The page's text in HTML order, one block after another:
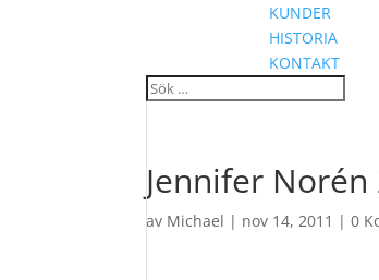
KUNDER
HISTORIA
KONTAKT
Jennifer Norén
av Michael | nov 14, 2011 |0